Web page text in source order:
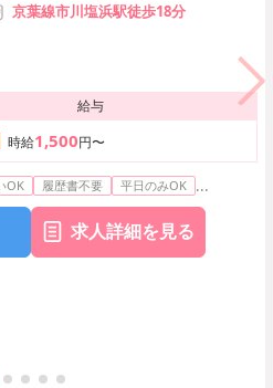
京葉線市川塩浜駅徒歩18分
給与
時給1,500円〜
OK 履歴書不要 平日のみOK ...
求人詳細を見る